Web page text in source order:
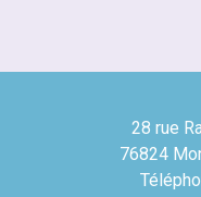
28 rue
76824